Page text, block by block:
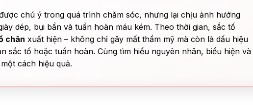
chú ý trong quá trình chăm sóc, nhưng lại chịu ảnh hưởng
dép, bụi bẩn và tuần hoàn máu kém. Theo thời gian, sắc tố
chân xuất hiện – không chỉ gây mất thẩm mỹ mà còn là dấu hiệu
sắc tố hoặc tuần hoàn. Cùng tìm hiểu nguyên nhân, biểu hiện và
cách hiệu quả.